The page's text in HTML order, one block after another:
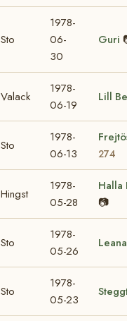
Sto
1978-
06-
30
Guri
Valack
1978-
06-19
Lill
Sto
1978-
06-13
274
Hingst
1978-
05-28
Halla
📷
Sto
1978-
05-26
Leana
Sto
1978-
05-23